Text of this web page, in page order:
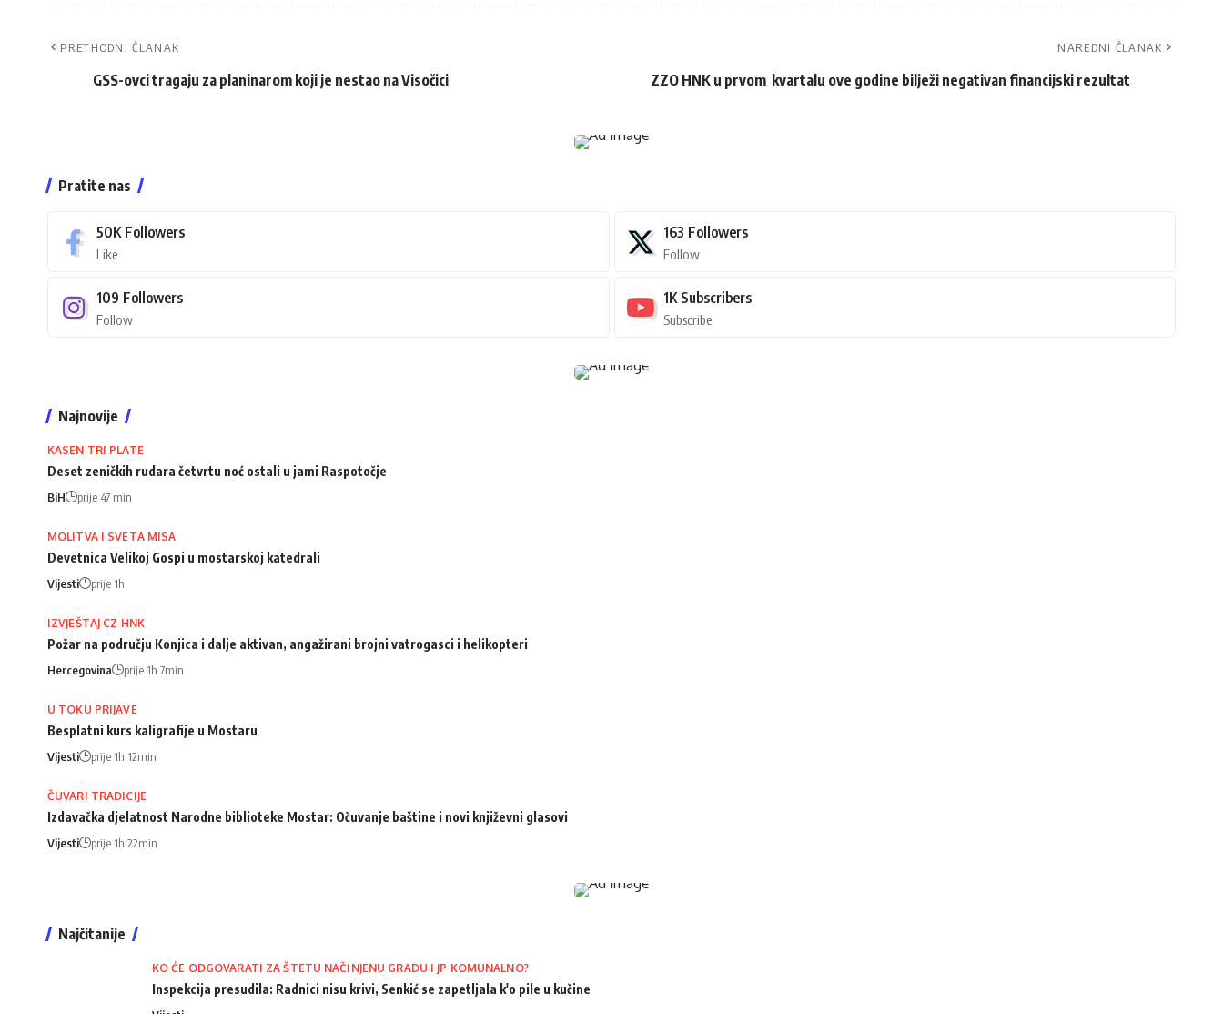
PRETHODNI ČLANAK
GSS-ovci tragaju za planinarom koji je nestao na Visočici
NAREDNI ČLANAK
ZZO HNK u prvom kvartalu ove godine bilježi negativan financijski rezultat
Pratite nas
50K Followers
Like
163 Followers
Follow
109 Followers
Follow
1K Subscribers
Subscribe
Najnovije
KASEN TRI PLATE
Deset zeničkih rudara četvrtu noć ostali u jami Raspotočje
BiH prije 47 min
MOLITVA I SVETA MISA
Devetnica Velikoj Gospi u mostarskoj katedrali
Vijesti prije 1h
IZVJEŠTAJ CZ HNK
Požar na području Konjica i dalje aktivan, angažirani brojni vatrogasci i helikopteri
Hercegovina prije 1h 7min
U TOKU PRIJAVE
Besplatni kurs kaligrafije u Mostaru
Vijesti prije 1h 12min
ČUVARI TRADICIJE
Izdavačka djelatnost Narodne biblioteke Mostar: Očuvanje baštine i novi književni glasovi
Vijesti prije 1h 22min
Najčitanije
KO ĆE ODGOVARATI ZA ŠTETU NAČINJENU GRADU I JP KOMUNALNO?
Inspekcija presudila: Radnici nisu krivi, Senkić se zapetljala k'o pile u kučine